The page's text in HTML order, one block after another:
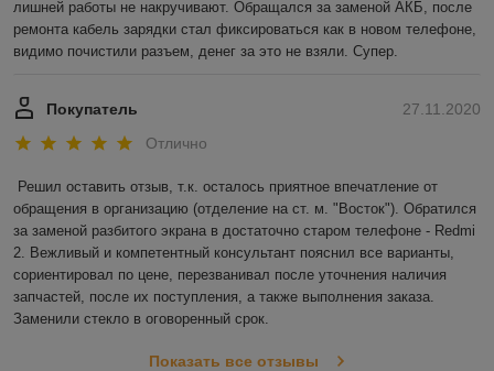
лишней работы не накручивают. Обращался за заменой АКБ, после
ремонта кабель зарядки стал фиксироваться как в новом телефоне,
видимо почистили разъем, денег за это не взяли. Супер.
27.11.2020
Покупатель
Отлично
Решил оставить отзыв, т.к. осталось приятное впечатление от
обращения в организацию (отделение на ст. м. "Восток"). Обратился
за заменой разбитого экрана в достаточно старом телефоне - Redmi
2. Вежливый и компетентный консультант пояснил все варианты,
сориентировал по цене, перезванивал после уточнения наличия
запчастей, после их поступления, а также выполнения заказа.
Заменили стекло в оговоренный срок.
Показать все отзывы